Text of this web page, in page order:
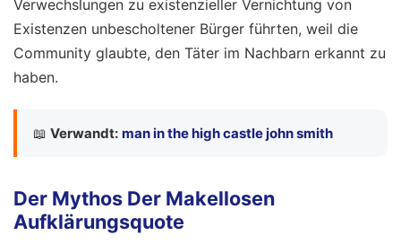
Verwechslungen zu existenzieller Vernichtung von
Existenzen unbescholtener Bürger führten, weil die
Community glaubte, den Täter im Nachbarn erkannt zu
haben.
📖 Verwandt: man in the high castle john smith
Der Mythos Der Makellosen
Aufklärungsquote